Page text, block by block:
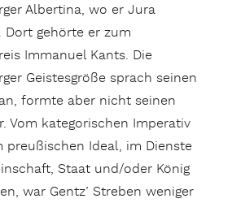
Albertina, wo er Jura
Dort gehörte er zum
Immanuel Kants. Die
Geistesgröße sprach seinen
formte aber nicht seinen
Vom kategorischen Imperativ
preußischen Ideal, im Dienste
Staat und/oder König
war Gentz’ Streben weniger